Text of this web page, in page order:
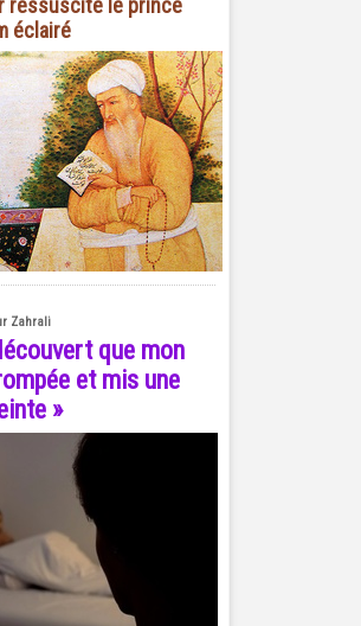
ressuscite le prince
éclairé
Zahrali
que mon
et mis une
»